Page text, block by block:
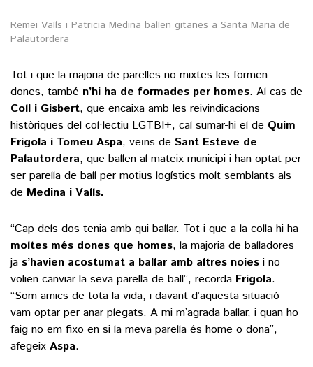
Remei Valls i Patricia Medina ballen gitanes a Santa Maria de
Palautordera
Tot i que la majoria de parelles no mixtes les formen
dones, també n’hi ha de formades per homes. Al cas de
Coll i Gisbert, que encaixa amb les reivindicacions
històriques del col·lectiu LGTBI+, cal sumar-hi el de Quim
Frigola i Tomeu Aspa, veïns de Sant Esteve de
Palautordera, que ballen al mateix municipi i han optat per
ser parella de ball per motius logístics molt semblants als
de Medina i Valls.
“Cap dels dos tenia amb qui ballar. Tot i que a la colla hi ha
moltes més dones que homes, la majoria de balladores
ja s’havien acostumat a ballar amb altres noies i no
volien canviar la seva parella de ball”, recorda Frigola.
“Som amics de tota la vida, i davant d’aquesta situació
vam optar per anar plegats. A mi m’agrada ballar, i quan ho
faig no em fixo en si la meva parella és home o dona”,
afegeix Aspa.